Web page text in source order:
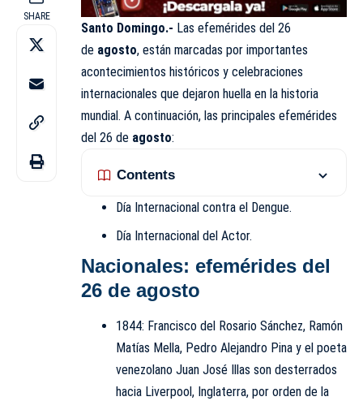
SHARE
Santo Domingo.- Las efemérides del 26
de agosto, están marcadas por importantes
acontecimientos históricos y celebraciones
internacionales que dejaron huella en la historia
mundial. A continuación, las principales efemérides
del 26 de agosto:
Contents
Día Internacional contra el Dengue.
Día Internacional del Actor.
Nacionales: efemérides del
26 de agosto
1844: Francisco del Rosario Sánchez, Ramón
Matías Mella, Pedro Alejandro Pina y el poeta
venezolano Juan José Illas son desterrados
hacia Liverpool, Inglaterra, por orden de la